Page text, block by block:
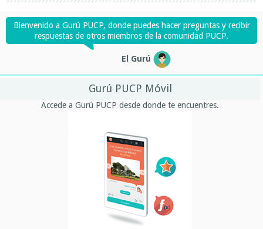
Bienvenido a Gurú PUCP, donde puedes hacer preguntas y recibir
respuestas de otros miembros de la comunidad PUCP.
El Gurú
Gurú PUCP Móvil
Accede a Gurú PUCP desde donde te encuentres.